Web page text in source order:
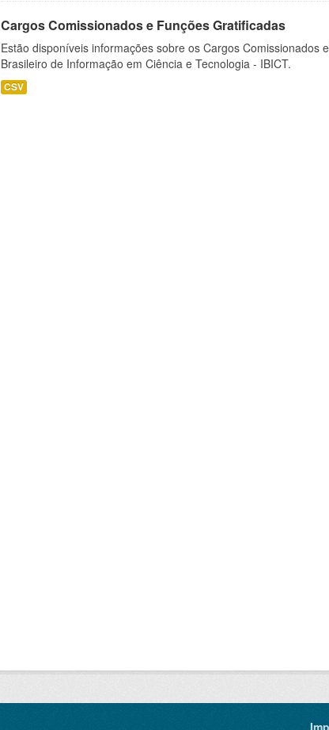
Cargos Comissionados e Funções Gratificadas
Estão disponíveis informações sobre os Cargos Comissionados
Brasileiro de Informação em Ciência e Tecnologia - IBICT.
CSV